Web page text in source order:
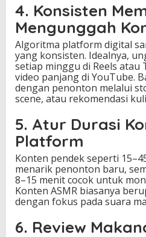
4. Konsisten
Mengunggah
Algoritma platform digital
yang konsisten. Idealnya,
setiap minggu di Reels atau
video panjang di YouTube.
dengan penonton melalui
scene, atau rekomendasi
5. Atur Durasi
Platform
Konten pendek seperti
menarik penonton baru,
8–15 menit cocok untuk
Konten ASMR biasanya
dengan fokus pada suara
6. Review